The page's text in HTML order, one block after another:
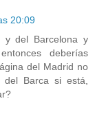
20:09
y del Barcelona y
deberías
del Madrid no
Barca si está,